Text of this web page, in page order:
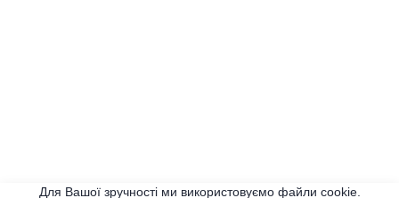
Для Вашої зручності ми використовуємо файли cookie.